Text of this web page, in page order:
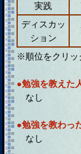
実践
ディスカッ
ション
※順位をクリッ
●勉強を教えた
なし
●勉強を教わっ
なし